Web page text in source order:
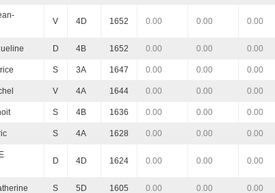
V 4D 1652 0.00 0.00 0.00
D 4B 1652 0.00 0.00 0.00
S 3A 1647 0.00 0.00 0.00
V 4A 1644 0.00 0.00 0.00
S 4B 1636 0.00 0.00 0.00
S 4A 1628 0.00 0.00 0.00
D 4D 1624 0.00 0.00 0.00
S 5D 1605 0.00 0.00 0.00